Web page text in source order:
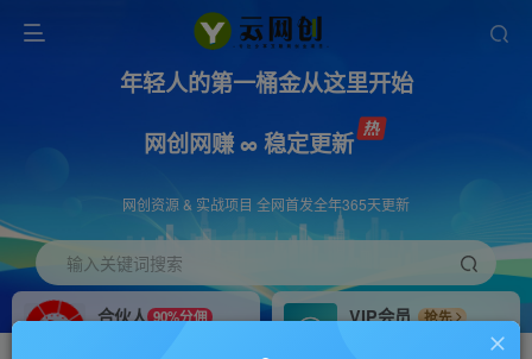
年轻人的第一桶金从这里开始
网创网赚 ∞ 稳定更新
网创资源 & 实战项目 全网首发全年365天更新
输入关键词搜索
合伙人 90%分佣
VIP会员
抢先